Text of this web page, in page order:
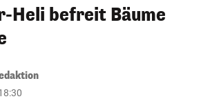
Heli befreit Bäume